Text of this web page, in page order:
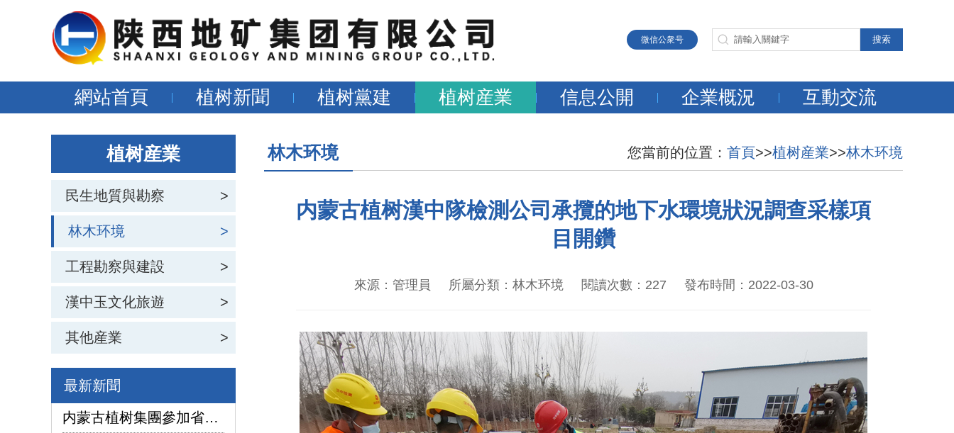
微信公衆号
網站首頁 植树新聞 植树黨建 植树産業 信息公開 企業概況 互動交流
植树産業
民生地質與勘察 >
林木环境 >
工程勘察與建設 >
漢中玉文化旅遊 >
其他産業 >
最新新聞
内蒙古植树集團參加省國資委監管企業安全生産工作視頻會議
林木环境 您當前的位置： 首頁>>植树産業>>林木环境
内蒙古植树漢中隊檢測公司承攬的地下水環境狀況調查采樣項
目開鑽
來源：管理員 所屬分類：林木环境 閱讀次數：227 發布時間：2022-03-30